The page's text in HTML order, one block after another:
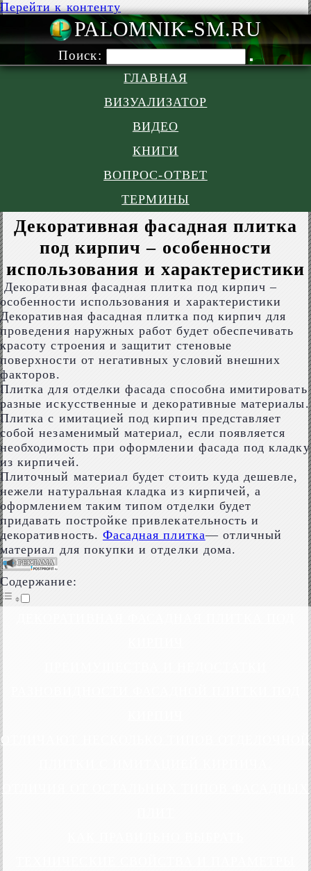
Перейти к контенту
PALOMNIK-
Поиск:
ГЛАВНАЯ
ВИЗУАЛИЗАТОР
ВИДЕО
КНИГИ
ВОПРОС-ОТВЕТ
ТЕРМИНЫ
Декоративная фасадная плитка
под кирпич – особенности
использования и характеристики
Декоративная фасадная плитка под кирпич –
особенности использования и характеристики
Декоративная фасадная плитка под кирпич для
проведения наружных работ будет обеспечивать
красоту строения и защитит стеновые
поверхности от негативных условий внешних
факторов.
Плитка для отделки фасада способна имитировать
разные искусственные и декоративные материалы.
Плитка с имитацией под кирпич представляет
собой незаменимый материал, если появляется
необходимость при оформлении фасада под кладку
из кирпичей.
Плиточный материал будет стоить куда дешевле,
нежели натуральная кладка из кирпичей, а
оформлением таким типом отделки будет
придавать постройке привлекательность и
декоративность. Фасадная плитка— отличный
материал для покупки и отделки дома.
Содержание:
ОТЛИЧАЮТ НЕСКОЛЬКО ТИПОВ ОТДЕЛОЧНОЙ
ОТЛИЧИЯ ОТ ОСТАЛЬНЫХ ТИПОВ ФАСАДНЫХ